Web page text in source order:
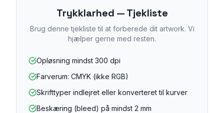
Trykklarhed — Tjekliste
Brug denne tjekliste til at forberede dit artwork. Vi
hjælper gerne med resten.
Opløsning mindst 300 dpi
Farverum: CMYK (ikke RGB)
Skrifttyper indlejret eller konverteret til kurver
Beskæring (bleed) på mindst 2 mm